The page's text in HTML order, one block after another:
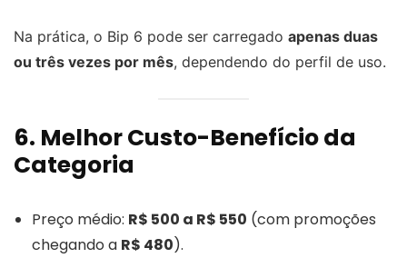
Na prática, o Bip 6 pode ser carregado apenas duas
ou três vezes por mês, dependendo do perfil de uso.
6. Melhor Custo-Benefício da
Categoria
Preço médio: R$ 500 a R$ 550 (com promoções
chegando a R$ 480).